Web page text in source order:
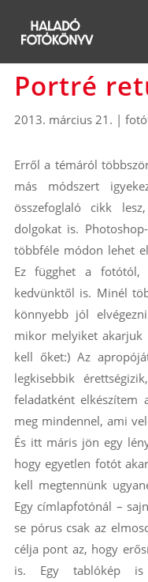
Portré
2013. március 21. |
Erről a témáról
más módszert
összefoglaló cikk
dolgokat is.
többféle módon lehet
Ez függhet a
kedvünktől is. Minél
könnyebb jól
mikor melyiket akarjuk
kell őket:) Az
legkisebbik
feladatként elkészítem
meg mindennel, ami
És itt máris jön egy
hogy egyetlen fotót
kell megtennünk
Egy címlapfotónál –
se pórus csak az
célja pont az, hogy
is. Egy tablókép is